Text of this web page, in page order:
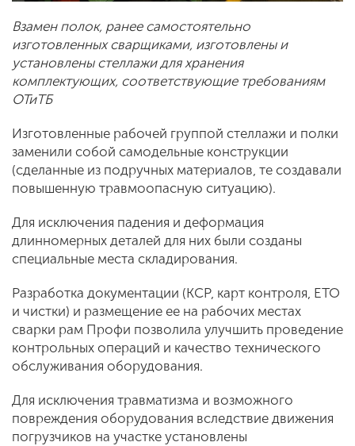
Взамен полок, ранее самостоятельно
изготовленных сварщиками, изготовлены и
установлены стеллажи для хранения
комплектующих, соответствующие требованиям
ОТиТБ
Изготовленные рабочей группой стеллажи и полки
заменили собой самодельные конструкции
(сделанные из подручных материалов, те создавали
повышенную травмоопасную ситуацию).
Для исключения падения и деформация
длинномерных деталей для них были созданы
специальные места складирования.
Разработка документации (КСР, карт контроля, ЕТО
и чистки) и размещение ее на рабочих местах
сварки рам Профи позволила улучшить проведение
контрольных операций и качество технического
обслуживания оборудования.
Для исключения травматизма и возможного
повреждения оборудования вследствие движения
погрузчиков на участке установлены